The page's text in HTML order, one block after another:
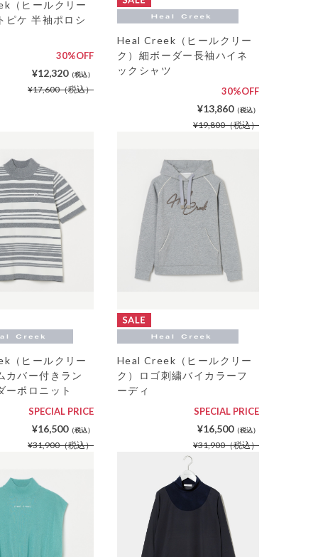
（ヒールクリー
ピケ 半袖ポロシ
30%OFF
¥12,320（税込）
¥17,600（税込）
Heal Creek（ヒールクリー
ク）細ボーダー長袖ハイネ
ックシャツ
30%OFF
¥13,860（税込）
¥19,800（税込）
（ヒールクリー
カバー付きラン
ーポロニット
SPECIAL PRICE
¥16,500（税込）
¥31,900（税込）
Heal Creek（ヒールクリー
ク）ロゴ刺繍バイカラーフ
ーディ
SPECIAL PRICE
¥16,500（税込）
¥31,900（税込）